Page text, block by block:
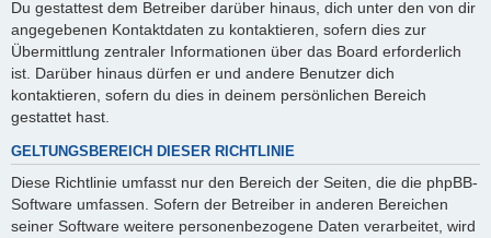
Du gestattest dem Betreiber darüber hinaus, dich unter den von dir
angegebenen Kontaktdaten zu kontaktieren, sofern dies zur
Übermittlung zentraler Informationen über das Board erforderlich
ist. Darüber hinaus dürfen er und andere Benutzer dich
kontaktieren, sofern du dies in deinem persönlichen Bereich
gestattet hast.
GELTUNGSBEREICH DIESER RICHTLINIE
Diese Richtlinie umfasst nur den Bereich der Seiten, die die phpBB-
Software umfassen. Sofern der Betreiber in anderen Bereichen
seiner Software weitere personenbezogene Daten verarbeitet, wird